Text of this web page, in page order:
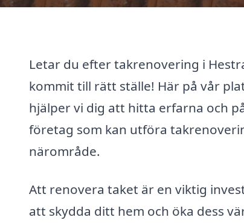
Letar du efter takrenovering i
kommit till rätt ställe! Här på vår
hjälper vi dig att hitta erfarna och
företag som kan utföra
närområde.
Att renovera taket är en viktig
att skydda ditt hem och öka dess